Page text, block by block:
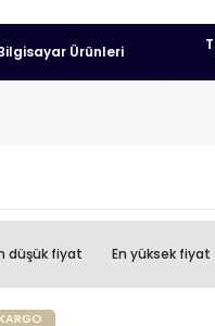
Ürünleri
düşük fiyat En yüksek fiyat
KARGO